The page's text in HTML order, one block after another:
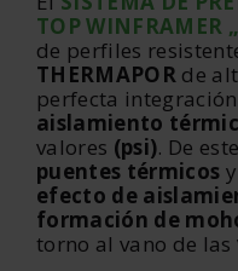
TOP WINFRAMER
de perfiles
THERMAPOR de
perfecta
aislamiento
valores (psi). De
puentes térmicos
efecto de
formación de
torno al vano de las